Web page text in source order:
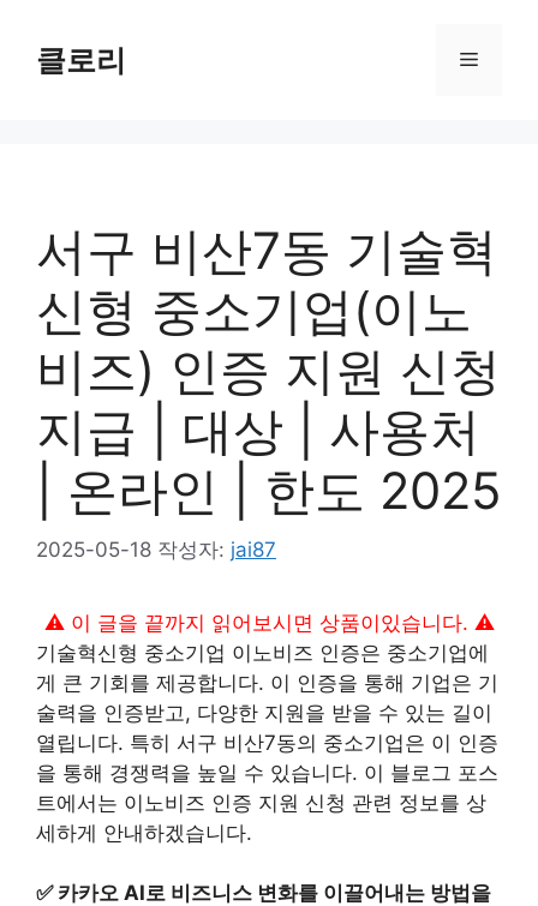
클로리 메
서구 비산7동 기술혁
신형 중소기업(이노
비즈) 인증 지원 신청
지급 | 대상 | 사용처
| 온라인 | 한도 2025
2025-05-18 작성자: jai87
⚠️ 이 글을 끝까지 읽어보시면 상품이있습니다. ⚠️
기술혁신형 중소기업 이노비즈 인증은 중소기업에
게 큰 기회를 제공합니다. 이 인증을 통해 기업은 기
술력을 인증받고, 다양한 지원을 받을 수 있는 길이
열립니다. 특히 서구 비산7동의 중소기업은 이 인증
을 통해 경쟁력을 높일 수 있습니다. 이 블로그 포스
트에서는 이노비즈 인증 지원 신청 관련 정보를 상
세하게 안내하겠습니다.
✅ 카카오 AI로 비즈니스 변화를 이끌어내는 방법을